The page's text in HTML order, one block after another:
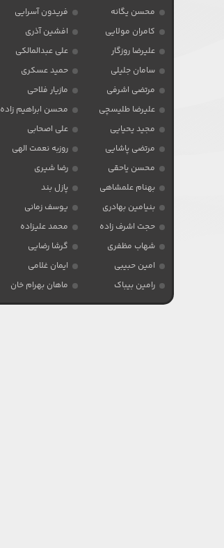
محسن یگانه
فریدون آسرایی
کامران مولایی
افشین آذری
علیرضا روزگار
علی عبدالمالکی
سامان جلیلی
حمید عسکری
مرتضی اشرفی
مازیار فلاحی
علیرضا طلیسچی
محسن ابراهیم زاده
مجید یحیایی
علی اصحابی
مرتضی پاشایی
روزبه نعمت الهی
محسن یاحقی
رضا شیری
بهنام علمشاهی
پازل بند
بنیامین بهادری
یوسف زمانی
حجت اشرف زاده
محمد علیزاده
شهاب مظفری
گرشا رضایی
امین حبیبی
ایمان غلامی
رامین بیباک
ماهان بهرام خان